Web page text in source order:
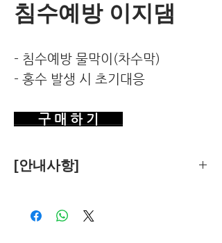
침수예방 이지댐
- 침수예방 물막이(차수막)
- 홍수 발생 시 초기대응
구 매 하 기
[안내사항]
객관적 기준에 따라 독립적으로 수행합